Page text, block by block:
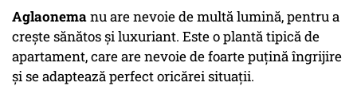
Aglaonemanu are nevoie de multă lumină, pentru a
crește sănătos și luxuriant. Este o plantă tipică de
apartament, care are nevoie de foarte puțină îngrijire
și se adaptează perfect oricărei situații.